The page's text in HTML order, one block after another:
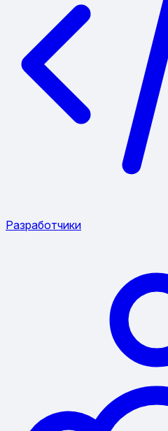
Разработчики